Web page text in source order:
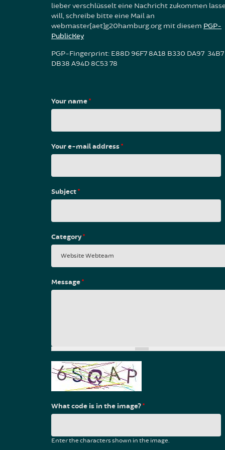
lieber verschlüsselt eine Nachricht zukommen
will, schreibe bitte eine Mail an
webmaster[aet]g20hamburg.org mit diesem PGP-
PublicKey
PGP-Fingerprint: E88D 96F7 8A18 B330 DA97 34B7
DB38 A94D 8C53 78
Your name*
Your e-mail address*
Subject*
Category*
Message*
What code is in the image?*
Enter the characters shown in the image.